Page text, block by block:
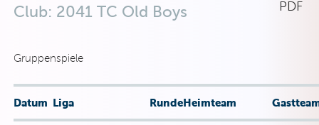
Club: 2041 TC Old Boys PDF
Gruppenspiele
Datum Liga RundeHeimteam